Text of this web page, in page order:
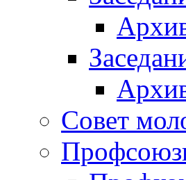
Совет